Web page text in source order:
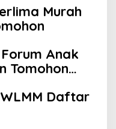
Murah
Anak
Tomohon
Daftar